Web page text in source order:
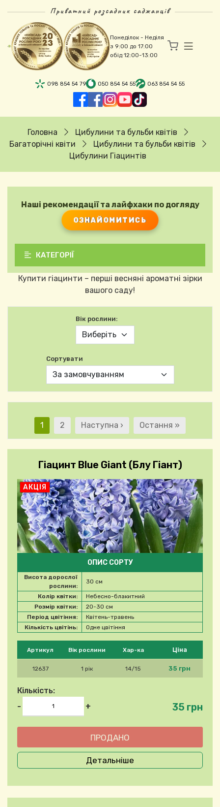
Приватний розсадник саджанців
Понеділок - Неділя
з 9:00 до 17:00
обід 12:00-13:00
098 854 54 79 050 854 54 55 063 854 54 55
Рядок навіґації
Головна
Цибулини та бульби квітів
Багаторічні квіти
Цибулини та бульби квітів
Цибулини Гіацинтів
Наші рекомендації та лайфхаки по догляду
ОЗНАЙОМИТИСЬ
КАТЕГОРІЇ
Купити гіацинти – перші весняні ароматні зірки
вашого саду!
Вік рослини:
Сортувати
Розбивка на
Поточна сторінка
1 Сторінка
2 Наступна сторінка
Наступна › Остання сторінка
Остання »
Гіацинт Blue Giant (Блу Гіант)
АКЦІЯ
Будь ласка, виберіть продукт
Артикул Вік рослини Хар-ка Ціна
12637 1 рік 14/15 35 грн
Кількість:
-
+ 35 грн
ОПИС СОРТУ
Висота дорослої
рослини:
30 см
Колір квітки:
Небесно-блакитний
Розмір квітки:
20-30 см
Період цвітіння:
Квітень-травень
Кількість цвітінь:
Одне цвітіння
Детальніше